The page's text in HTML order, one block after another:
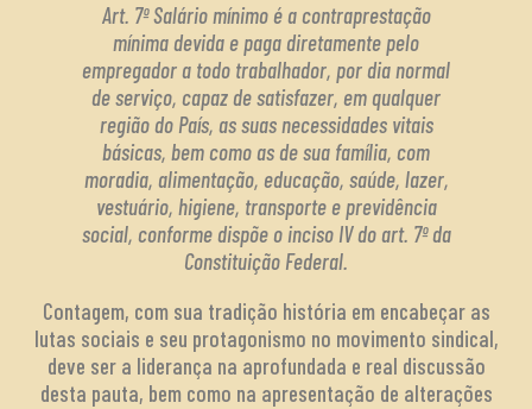
Art. 7º Salário mínimo é a contraprestação
mínima devida e paga diretamente pelo
empregador a todo trabalhador, por dia normal
de serviço, capaz de satisfazer, em qualquer
região do País, as suas necessidades vitais
básicas, bem como as de sua família, com
moradia, alimentação, educação, saúde, lazer,
vestuário, higiene, transporte e previdência
social, conforme dispõe o inciso IV do art. 7º da
Constituição Federal.
Contagem, com sua tradição história em encabeçar as
lutas sociais e seu protagonismo no movimento sindical,
deve ser a liderança na aprofundada e real discussão
desta pauta, bem como na apresentação de alterações